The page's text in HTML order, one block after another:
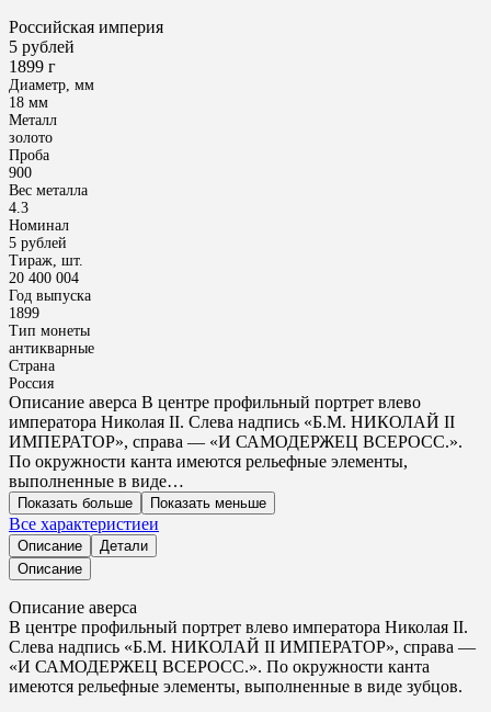
Российская империя
5 рублей
1899 г
Диаметр, мм
18 мм
Металл
золото
Проба
900
Вес металла
4.3
Номинал
5 рублей
Тираж, шт.
20 400 004
Год выпуска
1899
Тип монеты
антикварные
Страна
Россия
Описание аверса В центре профильный портрет влево
императора Николая II. Слева надпись «Б.М. НИКОЛАЙ II
ИМПЕРАТОР», справа — «И САМОДЕРЖЕЦ ВСЕРОСС.».
По окружности канта имеются рельефные элементы,
выполненные в виде…
Показать больше Показать меньше
Все характеристиеи
Описание
Детали
Описание
Описание аверса
В центре профильный портрет влево императора Николая II.
Слева надпись «Б.М. НИКОЛАЙ II ИМПЕРАТОР», справа —
«И САМОДЕРЖЕЦ ВСЕРОСС.». По окружности канта
имеются рельефные элементы, выполненные в виде зубцов.